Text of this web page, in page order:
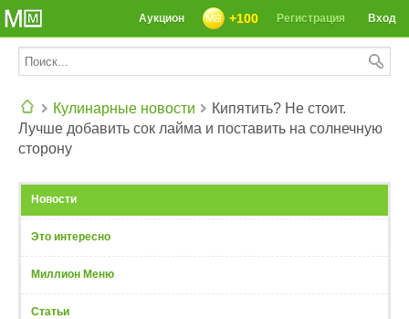
Вход
Регистрация
+100
Аукцион
Кулинарные новости
Кипятить? Не стоит.
Лучше добавить сок лайма и поставить на солнечную
сторону
Новости
Это интересно
Миллион Меню
Статьи